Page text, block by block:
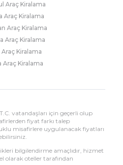
Araç Kiralama
Araç Kiralama
Araç Kiralama
Araç Kiralama
Kiralama
Araç Kiralama
vatandaşları için geçerli olup
fiyat farkı talep
misafirlere uygulanacak fiyatları
bilgilendirme amaçlıdır, hizmet
olarak oteller tarafından